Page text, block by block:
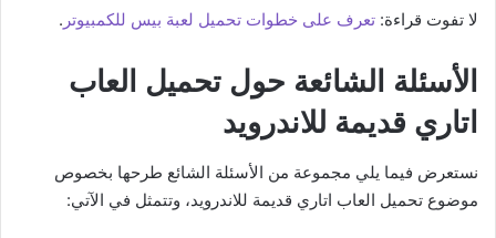
لا تفوت قراءة: تعرف على خطوات تحميل لعبة بيس للكمبيوتر .
الأسئلة الشائعة حول تحميل العاب
اتاري قديمة للاندرويد
نستعرض فيما يلي مجموعة من الأسئلة الشائع طرحها بخصوص
موضوع تحميل العاب اتاري قديمة للاندرويد، وتتمثل في الآتي: